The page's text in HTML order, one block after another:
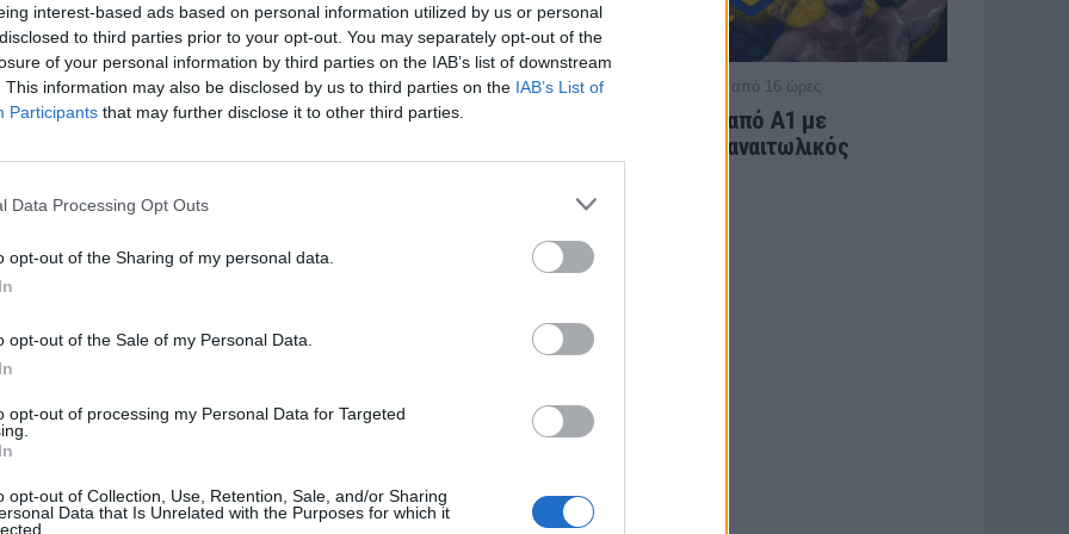
interest-based ads based on personal information utilized by us or personal
to third parties prior to your opt-out. You may separately opt-out of the
of your personal information by third parties on the IAB’s list of downstream
This information may also be disclosed by us to third parties on the IAB’s List of
Participants that may further disclose it to other third parties.
Data Processing Opt Outs
opt-out of the Sharing of my personal data.
opt-out of the Sale of my Personal Data.
opt-out of processing my Personal Data for Targeted
opt-out of Collection, Use, Retention, Sale, and/or Sharing
Data that Is Unrelated with the Purposes for which it
.
μας στο Google
ο 15χρονος (γεν. το 2010) Γιάννης
εξαιρετικές εντυπώσεις στην παρουσία του
καιβρέθηκε στις λίστες αρκετών
που κατόρθωσαν να τον αποκτήσουν,
του νεαρού διεθνούς.
ΕΡΑΣΙΤΕΧΝΗΣ / πριν από 16 ώρες
Πόλο: «Άρωμα» από Α1 με
Τουρκομένη ο Παναιτωλικός